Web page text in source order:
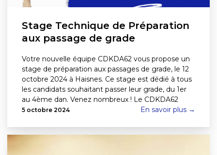
Stage Technique de Préparation
aux passage de grade
Votre nouvelle équipe CDKDA62 vous propose un
stage de préparation aux passages de grade, le 12
octobre 2024 à Haisnes. Ce stage est dédié à tous
les candidats souhaitant passer leur grade, du 1er
au 4ème dan. Venez nombreux ! Le CDKDA62
5 octobre 2024 En savoir plus →